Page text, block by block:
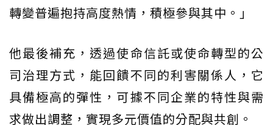
轉變普遍抱持高度熱情，積極參與其中。」
他最後補充，透過使命信託或使命轉型的公
司治理方式，能回饋不同的利害關係人，它
具備極高的彈性，可據不同企業的特性與需
求做出調整，實現多元價值的分配與共創。